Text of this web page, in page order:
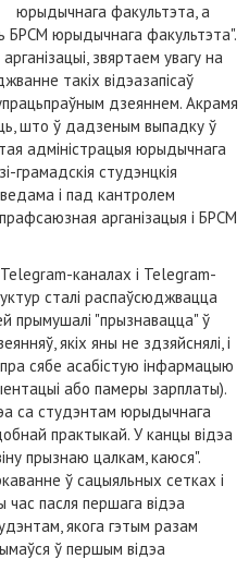
юрыдычнага факультэта, а
БРСМ юрыдычнага факультэта".
звяртаем увагу на
такіх відэазапісаў
дзеяннем. Акрамя
што ў дадзеным выпадку ў
адміністрацыя юрыдычнага
грамадскія студэнцкія
ведама і пад кантролем
арганізацыя і БРСМ
каналах і Telegram-
сталі распаўсюджвацца
прымушалі "прызнавацца" ў
якіх яны не здзяйснялі, і
сябе асабістую інфармацыю
або памеры зарплаты).
са студэнтам юрыдычнага
практыкай. У канцы відэа
прызнаю цалкам, каюся".
ў сацыяльных сетках і
пасля першага відэа
якога гэтым разам
ў першым відэа